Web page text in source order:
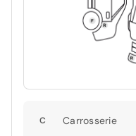
C Carrosserie